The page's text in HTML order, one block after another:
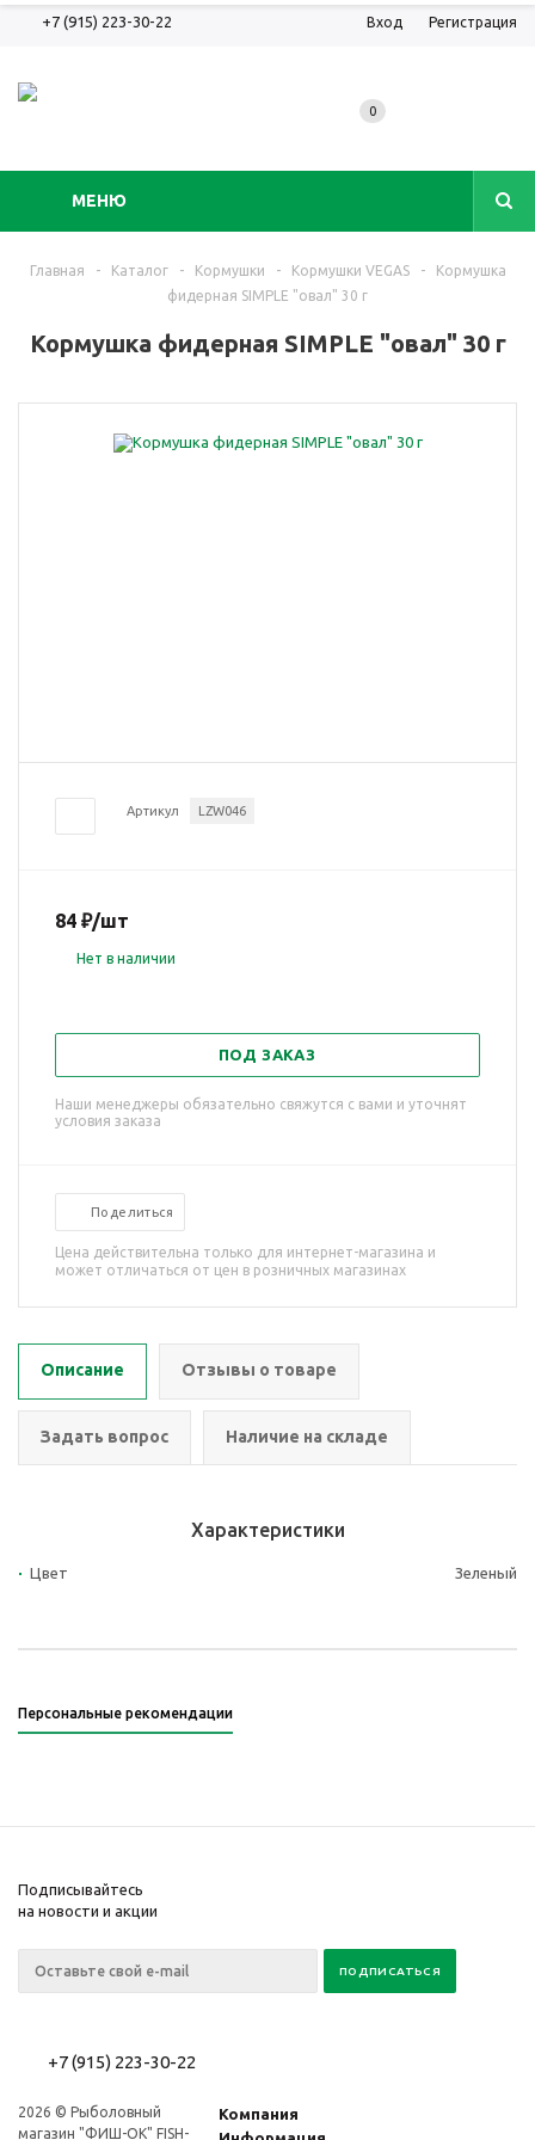
+7 (915) 223-30-22 Вход Регистрация
МЕНЮ
0
Главная - Каталог - Кормушки - Кoрмушки VEGAS -
Кормушка
фидерная SIMPLE "овал" 30 г
Кормушка фидерная SIMPLE "овал" 30 г
Артикул LZW046
84 ₽/шт
Нет в наличии
ПОД ЗАКАЗ
Наши менеджеры обязательно свяжутся с вами и уточнят
условия заказа
Поделиться
Цена действительна только для интернет-магазина и
может отличаться от цен в розничных магазинах
Описание Отзывы о товаре
Задать вопрос Наличие на складе
Характеристики
Цвет Зеленый
Персональные рекомендации
Подписывайтесь
на новости и акции
+7 (915) 223-30-22
2026 © Рыболовный
магазин "ФИШ-OK" FISH-
Компания